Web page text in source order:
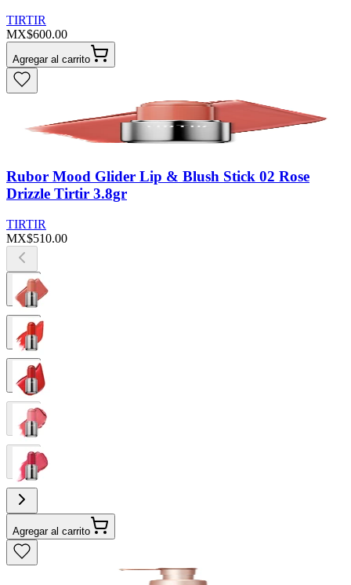
TIRTIR
MX$600.00
Agregar al carrito
Rubor Mood Glider Lip & Blush Stick 02 Rose
Drizzle Tirtir 3.8gr
TIRTIR
MX$510.00
Agregar al carrito